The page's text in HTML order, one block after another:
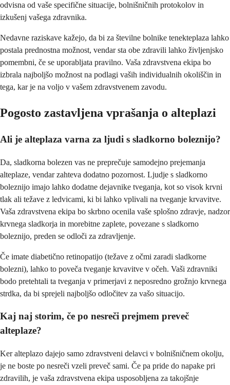
odvisna od vaše specifične situacije, bolnišničnih protokolov in
izkušenj vašega zdravnika.
Nedavne raziskave kažejo, da bi za številne bolnike tenekteplaza lahko
postala prednostna možnost, vendar sta obe zdravili lahko življenjsko
pomembni, če se uporabljata pravilno. Vaša zdravstvena ekipa bo
izbrala najboljšo možnost na podlagi vaših individualnih okoliščin in
tega, kar je na voljo v vašem zdravstvenem zavodu.
Pogosto zastavljena vprašanja o alteplazi
Ali je alteplaza varna za ljudi s sladkorno boleznijo?
Da, sladkorna bolezen vas ne preprečuje samodejno prejemanja
alteplaze, vendar zahteva dodatno pozornost. Ljudje s sladkorno
boleznijo imajo lahko dodatne dejavnike tveganja, kot so visok krvni
tlak ali težave z ledvicami, ki bi lahko vplivali na tveganje krvavitve.
Vaša zdravstvena ekipa bo skrbno ocenila vaše splošno zdravje, nadzor
krvnega sladkorja in morebitne zaplete, povezane s sladkorno
boleznijo, preden se odloči za zdravljenje.
Če imate diabetično retinopatijo (težave z očmi zaradi sladkorne
bolezni), lahko to poveča tveganje krvavitve v očeh. Vaši zdravniki
bodo pretehtali ta tveganja v primerjavi z neposredno grožnjo krvnega
strdka, da bi sprejeli najboljšo odločitev za vašo situacijo.
Kaj naj storim, če po nesreči prejmem preveč
alteplaze?
Ker alteplazo dajejo samo zdravstveni delavci v bolnišničnem okolju,
je ne boste po nesreči vzeli preveč sami. Če pa pride do napake pri
zdravilih, je vaša zdravstvena ekipa usposobljena za takojšnje